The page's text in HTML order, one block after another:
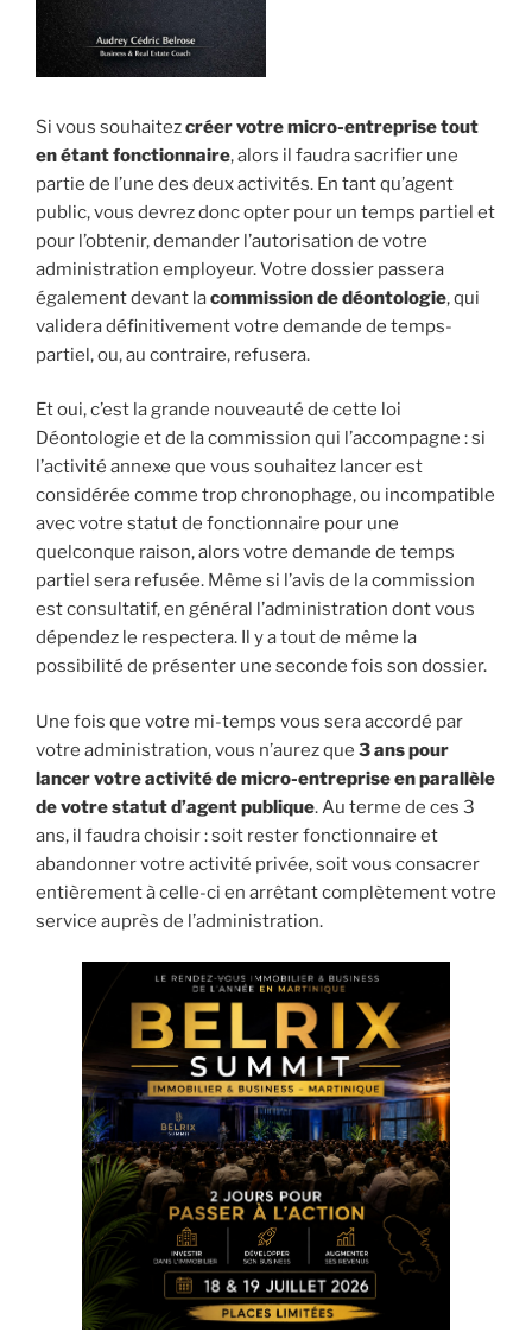
Si vous souhaitezcréer votre micro-entreprise tout
en étant fonctionnaire, alors il faudra sacrifier une
partie de l’une des deux activités. En tant qu’agent
public, vous devrez donc opter pour un temps partiel et
pour l’obtenir, demander l’autorisation de votre
administration employeur. Votre dossier passera
également devant lacommission de déontologie, qui
validera définitivement votre demande de temps-
partiel, ou, au contraire, refusera.
Et oui, c’est la grande nouveauté de cette loi
Déontologie et de la commission qui l’accompagne : si
l’activité annexe que vous souhaitez lancer est
considérée comme trop chronophage, ou incompatible
avec votre statut de fonctionnaire pour une
quelconque raison, alors votre demande de temps
partiel sera refusée. Même si l’avis de la commission
est consultatif, en général l’administration dont vous
dépendez le respectera. Il y a tout de même la
possibilité de présenter une seconde fois son dossier.
Une fois que votre mi-temps vous sera accordé par
votre administration, vous n’aurez que 3 ans pour
lancer votre activité de micro-entreprise en parallèle
de votre statut d’agent publique. Au terme de ces 3
ans, il faudra choisir : soit rester fonctionnaire et
abandonner votre activité privée, soit vous consacrer
entièrement à celle-ci en arrêtant complètement votre
service auprès de l’administration.